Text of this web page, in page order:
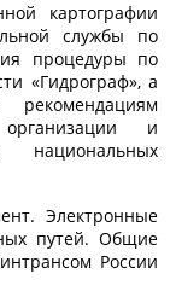
картографии
службы по
процедуры по
«Гидрограф», а
организации и
национальных
Электронные
путей. Общие
России